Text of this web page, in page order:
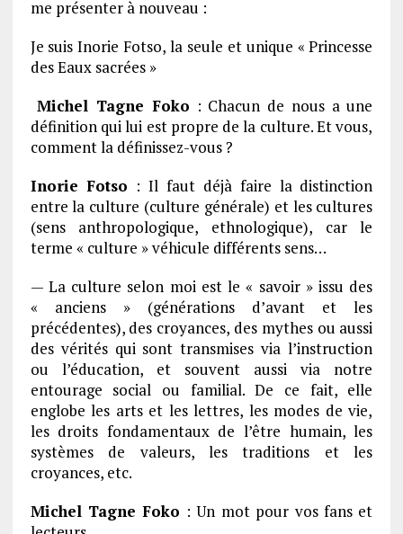
me présenter à nouveau :
Je suis Inorie Fotso, la seule et unique « Princesse
des Eaux sacrées »
Michel Tagne Foko : Chacun de nous a une
définition qui lui est propre de la culture. Et vous,
comment la définissez-vous ?
Inorie Fotso : Il faut déjà faire la distinction
entre la culture (culture générale) et les cultures
(sens anthropologique, ethnologique), car le
terme « culture » véhicule différents sens…
— La culture selon moi est le « savoir » issu des
« anciens » (générations d’avant et les
précédentes), des croyances, des mythes ou aussi
des vérités qui sont transmises via l’instruction
ou l’éducation, et souvent aussi via notre
entourage social ou familial. De ce fait, elle
englobe les arts et les lettres, les modes de vie,
les droits fondamentaux de l’être humain, les
systèmes de valeurs, les traditions et les
croyances, etc.
Michel Tagne Foko : Un mot pour vos fans et